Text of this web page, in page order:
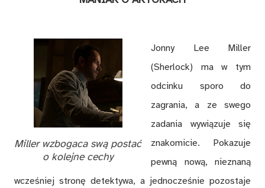
Miller wzbogaca swą postać
o kolejne cechy
Jonny Lee Miller
(Sherlock) ma w tym
odcinku sporo do
zagrania, a ze swego
zadania wywiązuje się
znakomicie. Pokazuje
pewną nową, nieznaną
wcześniej stronę detektywa, a jednocześnie pozostaje